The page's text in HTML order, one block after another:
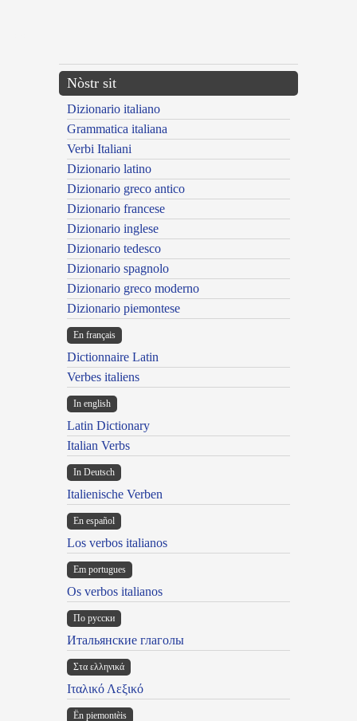
Nòstr sit
Dizionario italiano
Grammatica italiana
Verbi Italiani
Dizionario latino
Dizionario greco antico
Dizionario francese
Dizionario inglese
Dizionario tedesco
Dizionario spagnolo
Dizionario greco moderno
Dizionario piemontese
En français
Dictionnaire Latin
Verbes italiens
In english
Latin Dictionary
Italian Verbs
In Deutsch
Italienische Verben
En español
Los verbos italianos
Em portugues
Os verbos italianos
По русски
Итальянские глаголы
Στα ελληνικά
Ιταλικό Λεξικό
Ën piemontèis